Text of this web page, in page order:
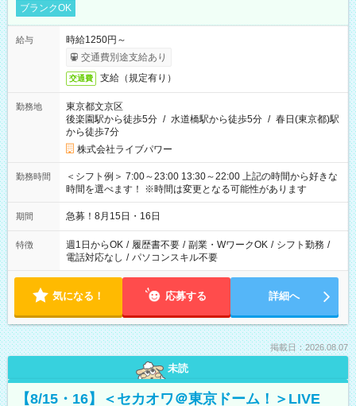
ブランクOK
給与
時給1250円～
交通費別途支給あり
交通費 支給（規定有り）
勤務地
東京都文京区
後楽園駅から徒歩5分 / 水道橋駅から徒歩5分 / 春日(東京都)駅
から徒歩7分
株式会社ライブパワー
勤務時間
＜シフト例＞ 7:00～23:00 13:30～22:00 上記の時間から好きな
時間を選べます！ ※時間は変更となる可能性があります
期間 急募！8月15日・16日
特徴 週1日からOK / 履歴書不要 / 副業・WワークOK / シフト勤務 /
電話対応なし / パソコンスキル不要
気になる！ 応募する 詳細へ
掲載日：2026.08.07
未読
【8/15・16】＜セカオワ＠東京ドーム！＞LIVE